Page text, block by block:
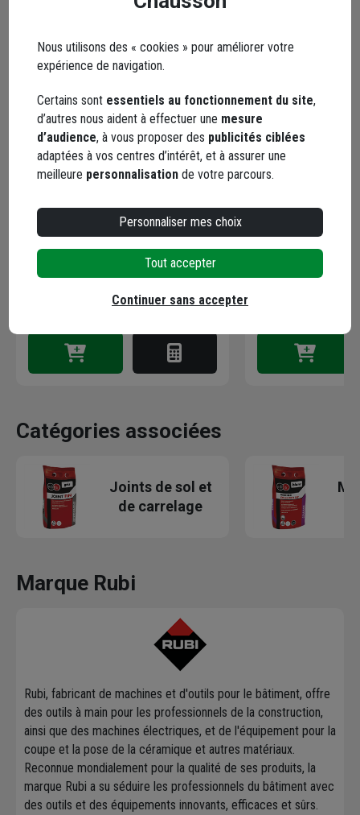
Mortier colle professionnel pour
collage carrelage - Edilis - Sac de
5 kg - Coloris Blanc
Code : 11432-1
14,87 €
Choisir une agence pour vérifier le stock
Edilis blanc sac
Code : 11441-1
29,32 €
Catégories associées
Joints de sol et
de carrelage
Marque Rubi
Rubi, fabricant de machines et d'outils pour le bâtiment, offre
des outils à main pour les professionnels de la construction,
ainsi que des machines électriques, et de l'équipement pour la
coupe et la pose de la céramique et autres matériaux.
Reconnue mondialement pour la qualité de ses produits, la
marque Rubi a su séduire les professionnels du bâtiment avec
des outils et des équipements innovants, efficaces et sûrs.
Nous utilisons des « cookies » pour améliorer votre
expérience de navigation.
Certains sont essentiels au fonctionnement du site,
d’autres nous aident à effectuer une mesure
d’audience, à vous proposer des publicités ciblées
adaptées à vos centres d’intérêt, et à assurer une
meilleure personnalisation de votre parcours.
Personnaliser mes choix
Tout accepter
Continuer sans accepter